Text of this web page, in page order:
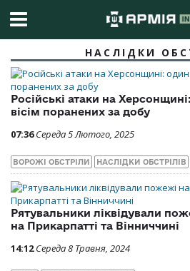
НАСЛІДКИ
Російські атаки на
вісім поранених за добу
07:36 Середа 5 Лютого, 2025
ВОРОЖІ ОБСТРІЛИ НАСЛІДКИ ОБСТРІЛІВ
Рятувальники ліквідували
на Прикарпатті та Вінниччині
14:12 Середа 8 Травня, 2024